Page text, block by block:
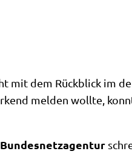
mit dem Rückblick im
melden wollte,
Bundesnetzagentur